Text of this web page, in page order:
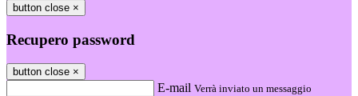
button close ×
Recupero password
button close ×
E-mail Verrà inviato un messaggio